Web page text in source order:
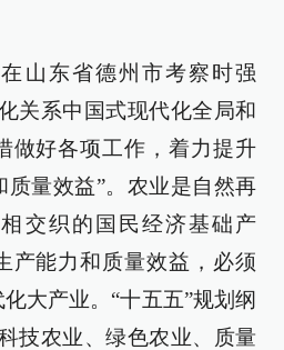
山东省德州市考察时强
关系中国式现代化全局和
做好各项工作，着力提升
量效益”。农业是自然再
交织的国民经济基础产
产能力和质量效益，必须
大产业。“十五五”规划纲
技农业、绿色农业、质量